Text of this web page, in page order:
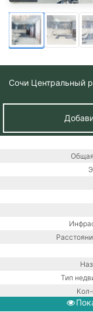
Сочи Центральный
Тип